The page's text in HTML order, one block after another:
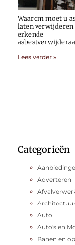
Categorieën
Adverteren
Architectuur
Auto
Auto's en
Banen en
Waarom moet u
laten verwijderen
erkende
Lees verder »